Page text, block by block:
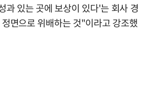
과 있는 곳에 보상이 있다'는 회사 경
면으로 위배하는 것"이라고 강조했